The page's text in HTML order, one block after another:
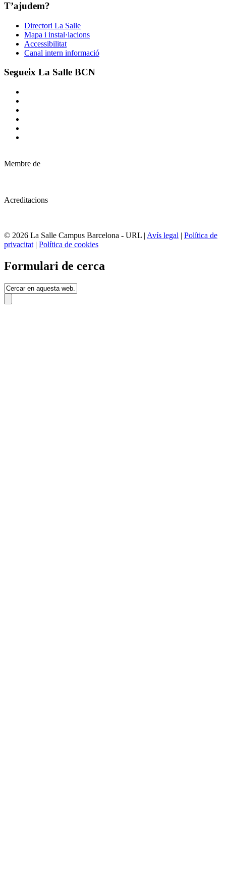
T’ajudem?
Directori La Salle
Mapa i instal·lacions
Accessibilitat
Canal intern informació
Segueix La Salle BCN
Membre de
Acreditacions
© 2026 La Salle Campus Barcelona - URL | Avís legal | Política de
privacitat | Política de cookies
Formulari de cerca